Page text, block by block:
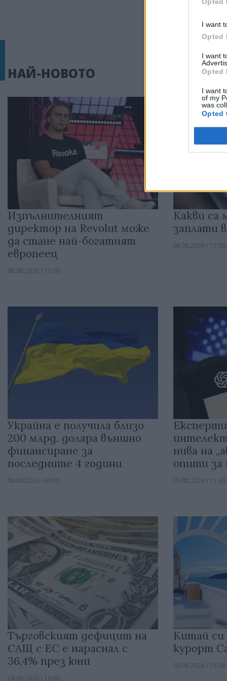
I want
Opted
I want
Opted
I want
of my
was
Opted
НАЙ-НОВОТО
Изпълнителният
директор на Revolut може
да стане най-богатият
европеец
06.08.2026 / 13:00
Какви са
заплати
06.08.2026 / 12:00
Украйна е получила близо
200 млрд. долара външно
финансиране за
последните 4 години
06.08.2026 / 09:00
нива на
опити за
05.08.2026 / 11:30
Търговският дефицит на
САЩ с ЕС е нараснал с
36,4% през юни
04.08.2026 / 16:00
Китай си
курорт
03.08.2026 / 18:36